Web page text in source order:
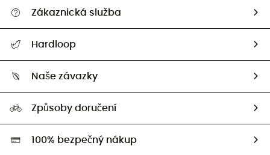
Zákaznická služba
Vrácení zboží a peněz
Hardloop
Naši Ambasadoři
Naše závazky
Second hand
HardGreen
Způsoby doručení
100% bezpečný nákup